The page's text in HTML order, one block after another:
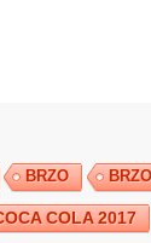
BRZO
COLA 2017